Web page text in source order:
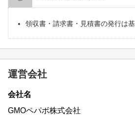
領収書・請求書・見積書の発行は
運営会社
会社名
GMOペパボ株式会社